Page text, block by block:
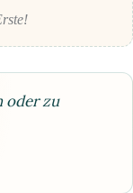
oder zu